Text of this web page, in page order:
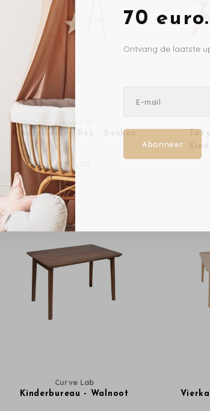
70 euro.
Ontvang de laatste
Abonneer
Kinderkleding Rek - Beuken
€156,00
Curve Lab
Kinderbureau - Walnoot